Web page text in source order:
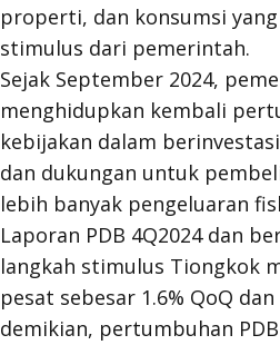
properti, dan konsumsi
stimulus dari pemerintah.
Sejak September 2024,
menghidupkan kembali
kebijakan dalam
dan dukungan untuk
lebih banyak pengeluaran
Laporan PDB 4Q2024 dan
langkah stimulus Tiongkok
pesat sebesar 1.6% QoQ
demikian, pertumbuhan